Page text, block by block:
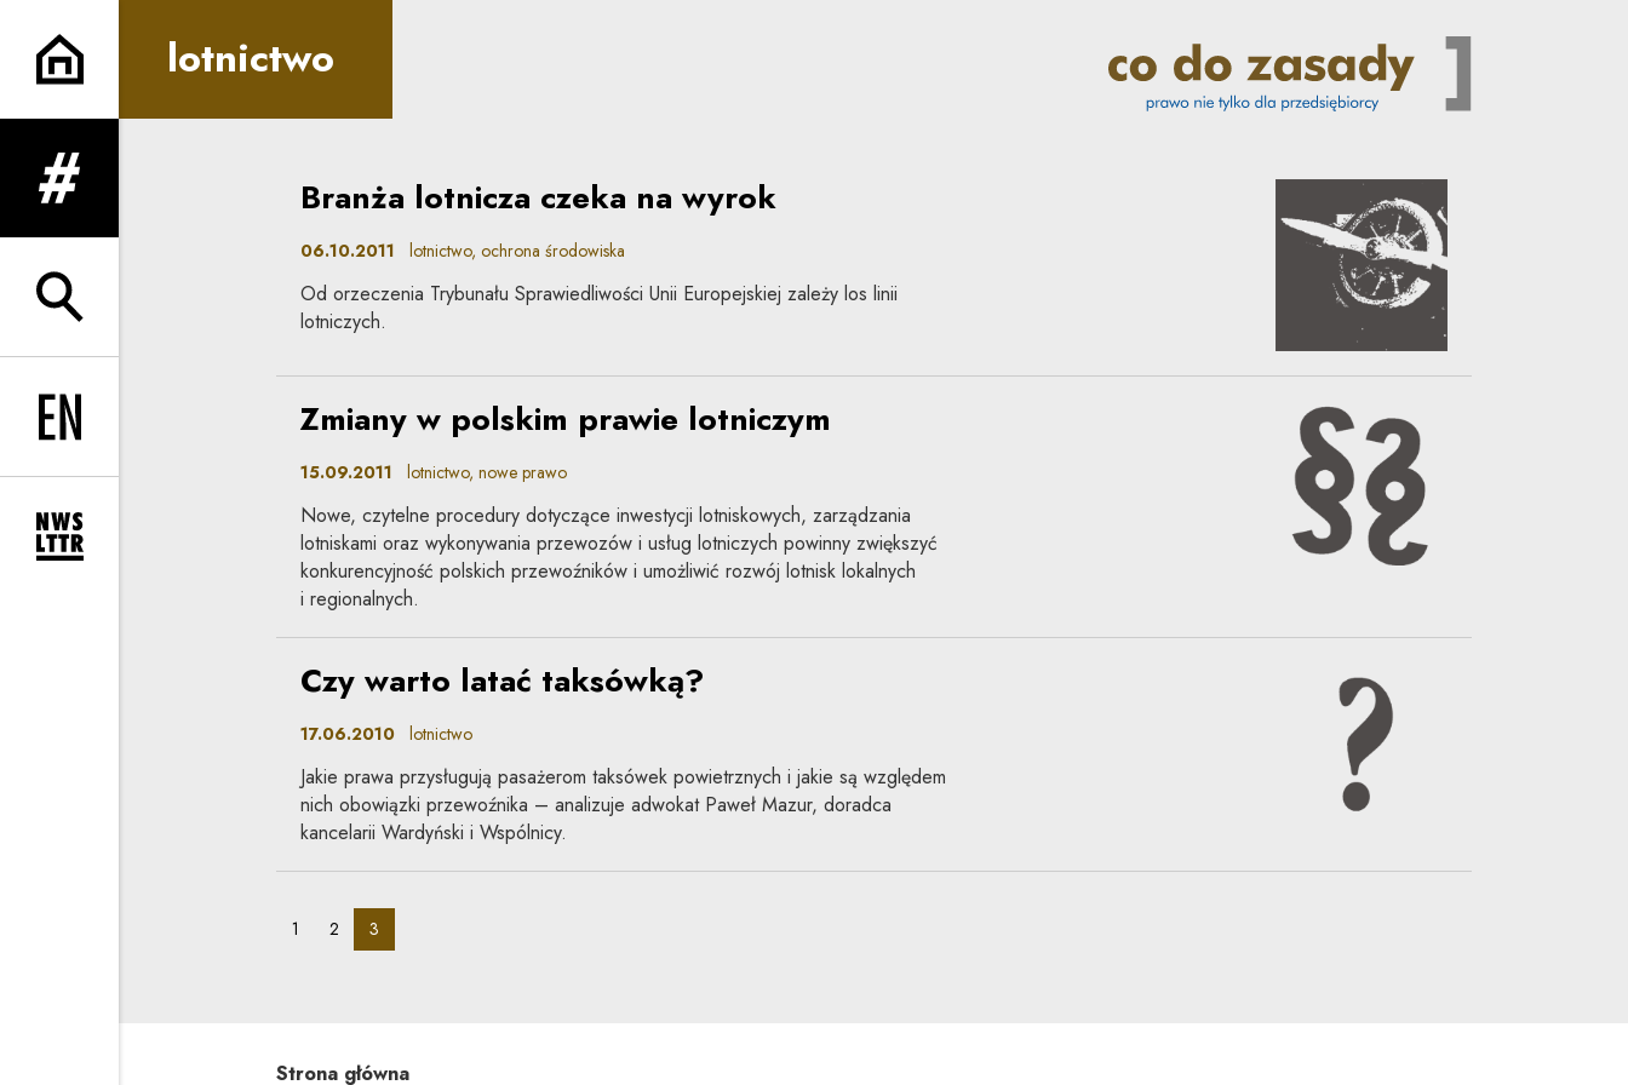
lotnictwo | Co do zasady
rozwiń menu
rozwiń wyszukiwarkę
Change language to EN
rozwiń formularz zapisu na newsletter
lotnictwo
Branża lotnicza czeka na wyrok
06.10.2011 lotnictwo, ochrona środowiska
Od orzeczenia Trybunału Sprawiedliwości Unii Europejskiej zależy los linii
lotniczych.
Zmiany w polskim prawie lotniczym
15.09.2011 lotnictwo, nowe prawo
Nowe, czytelne procedury dotyczące inwestycji lotniskowych, zarządzania
lotniskami oraz wykonywania przewozów i usług lotniczych powinny zwiększyć
konkurencyjność polskich przewoźników i umożliwić rozwój lotnisk lokalnych
i regionalnych.
Czy warto latać taksówką?
17.06.2010lotnictwo
Jakie prawa przysługują pasażerom taksówek powietrznych i jakie są względem
nich obowiązki przewoźnika – analizuje adwokat Paweł Mazur, doradca
kancelarii Wardyński i Wspólnicy.
pagination_page:
1 pagination_page:
2 pagination_page:
3
Strona główna